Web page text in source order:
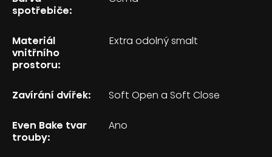
spotřebiče:
Materiál
vnitřního
prostoru:
Extra odolný smalt
Zavírání dvířek: Soft Open a Soft Close
Even Bake tvar
trouby:
Ano